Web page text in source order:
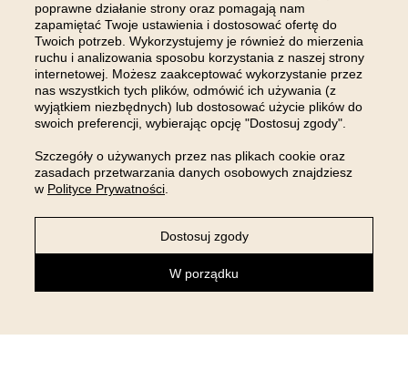
DOŁĄCZ DO NAS NA
INSTAGRAMIE
poprawne działanie strony oraz pomagają nam
zapamiętać Twoje ustawienia i dostosować ofertę do
Twoich potrzeb. Wykorzystujemy je również do mierzenia
ruchu i analizowania sposobu korzystania z naszej strony
internetowej. Możesz zaakceptować wykorzystanie przez
nas wszystkich tych plików, odmówić ich używania (z
wyjątkiem niezbędnych) lub dostosować użycie plików do
swoich preferencji, wybierając opcję "Dostosuj zgody".
Szczegóły o używanych przez nas plikach cookie oraz
zasadach przetwarzania danych osobowych znajdziesz
w Polityce Prywatności
W porządku
Dostosuj zgody